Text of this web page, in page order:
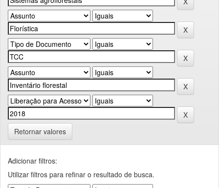
Retornar valores
Adicionar filtros:
Utilizar filtros para refinar o resultado de busca.